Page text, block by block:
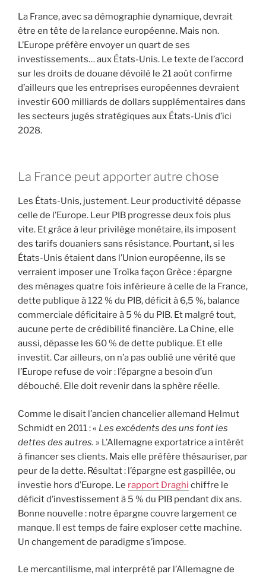
La France, avec sa démographie dynamique, devrait
être en tête de la relance européenne. Mais non.
L’Europe préfère envoyer un quart de ses
investissements… aux États-Unis. Le texte de l’accord
sur les droits de douane dévoilé le 21 août confirme
d’ailleurs que les entreprises européennes devraient
investir 600 milliards de dollars supplémentaires dans
les secteurs jugés stratégiques aux États-Unis d’ici
2028.
La France peut apporter autre chose
Les États-Unis, justement. Leur productivité dépasse
celle de l’Europe. Leur PIB progresse deux fois plus
vite. Et grâce à leur privilège monétaire, ils imposent
des tarifs douaniers sans résistance. Pourtant, si les
États-Unis étaient dans l’Union européenne, ils se
verraient imposer une Troïka façon Grèce : épargne
des ménages quatre fois inférieure à celle de la France,
dette publique à 122 % du PIB, déficit à 6,5 %, balance
commerciale déficitaire à 5 % du PIB. Et malgré tout,
aucune perte de crédibilité financière. La Chine, elle
aussi, dépasse les 60 % de dette publique. Et elle
investit. Car ailleurs, on n’a pas oublié une vérité que
l’Europe refuse de voir : l’épargne a besoin d’un
débouché. Elle doit revenir dans la sphère réelle.
Comme le disait l’ancien chancelier allemand Helmut
Schmidt en 2011 : « Les excédents des uns font les
dettes des autres. » L’Allemagne exportatrice a intérêt
à financer ses clients. Mais elle préfère thésauriser, par
peur de la dette. Résultat : l’épargne est gaspillée, ou
investie hors d’Europe. Le rapport Draghi chiffre le
déficit d’investissement à 5 % du PIB pendant dix ans.
Bonne nouvelle : notre épargne couvre largement ce
manque. Il est temps de faire exploser cette machine.
Un changement de paradigme s’impose.
Le mercantilisme, mal interprété par l’Allemagne de